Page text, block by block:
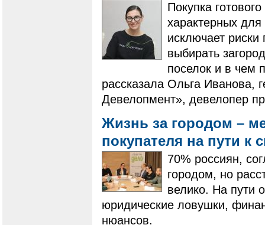
Покупка
характерных
исключает
выбирать
поселок и в чем
рассказала Ольга Иванова,
Девелопмент», девелопер
Жизнь за городом –
покупателя на пути к
70% россиян,
городом, но
велико. На пути
юридические ловушки,
нюансов.